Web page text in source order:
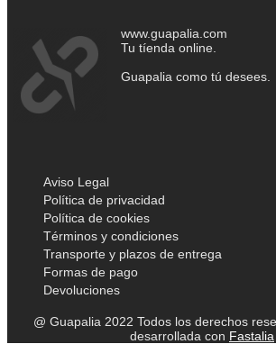
www.guapalia.com
Tu tíenda online.
Guapalia como tú desees.
Aviso Legal
Política de privacidad
Política de cookies
Términos y condiciones
Transporte y plazos de entrega
Formas de pago
Devoluciones
@ Guapalia 2022 Todos los derechos
desarrollada con Fastalia